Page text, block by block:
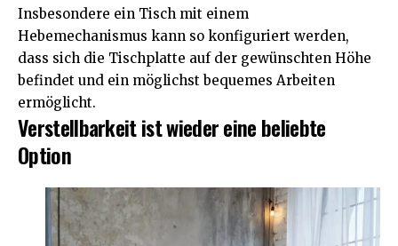
Insbesondere ein Tisch mit einem
Hebemechanismus kann so konfiguriert werden,
dass sich die Tischplatte auf der gewünschten Höhe
befindet und ein möglichst bequemes Arbeiten
ermöglicht.
Verstellbarkeit ist wieder eine beliebte
Option